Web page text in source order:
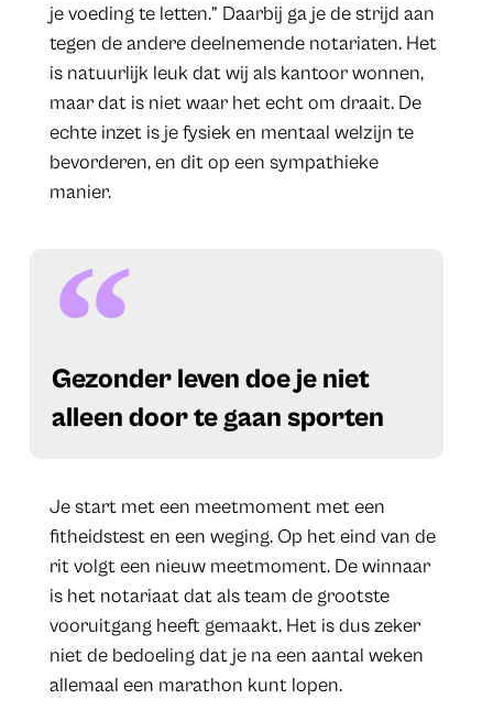
je voeding te letten.” Daarbij ga je de strijd aan
tegen de andere deelnemende notariaten. Het
is natuurlijk leuk dat wij als kantoor wonnen,
maar dat is niet waar het echt om draait. De
echte inzet is je fysiek en mentaal welzijn te
bevorderen, en dit op een sympathieke
manier.
​Gezonder leven doe je niet
alleen door te gaan sporten
Je start met een meetmoment met een
fitheidstest en een weging. Op het eind van de
rit volgt een nieuw meetmoment. De winnaar
is het notariaat dat als team de grootste
vooruitgang heeft gemaakt. Het is dus zeker
niet de bedoeling dat je na een aantal weken
allemaal een marathon kunt lopen.